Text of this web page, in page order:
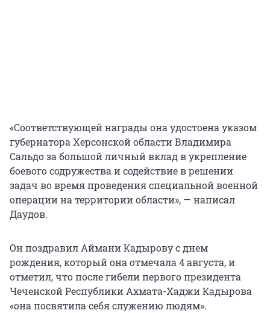
«Соответствующей награды она удостоена указом
губернатора Херсонской области Владимира
Сальдо за большой личный вклад в укрепление
боевого содружества и содействие в решении
задач во время проведения специальной военной
операции на территории области», — написал
Даудов.
Он поздравил Аймани Кадырову с днем
рождения, который она отмечала 4 августа, и
отметил, что после гибели первого президента
Чеченской Республики Ахмата-Хаджи Кадырова
«она посвятила себя служению людям».